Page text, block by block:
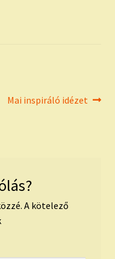
Next
Mai inspiráló idézet
A kötelező